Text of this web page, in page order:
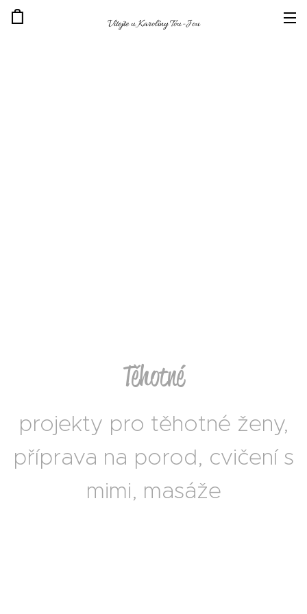
Vítejte u Karolíny Tou-Jou
Těhotné
projekty pro těhotné ženy,
příprava na porod, cvičení s
mimi, masáže